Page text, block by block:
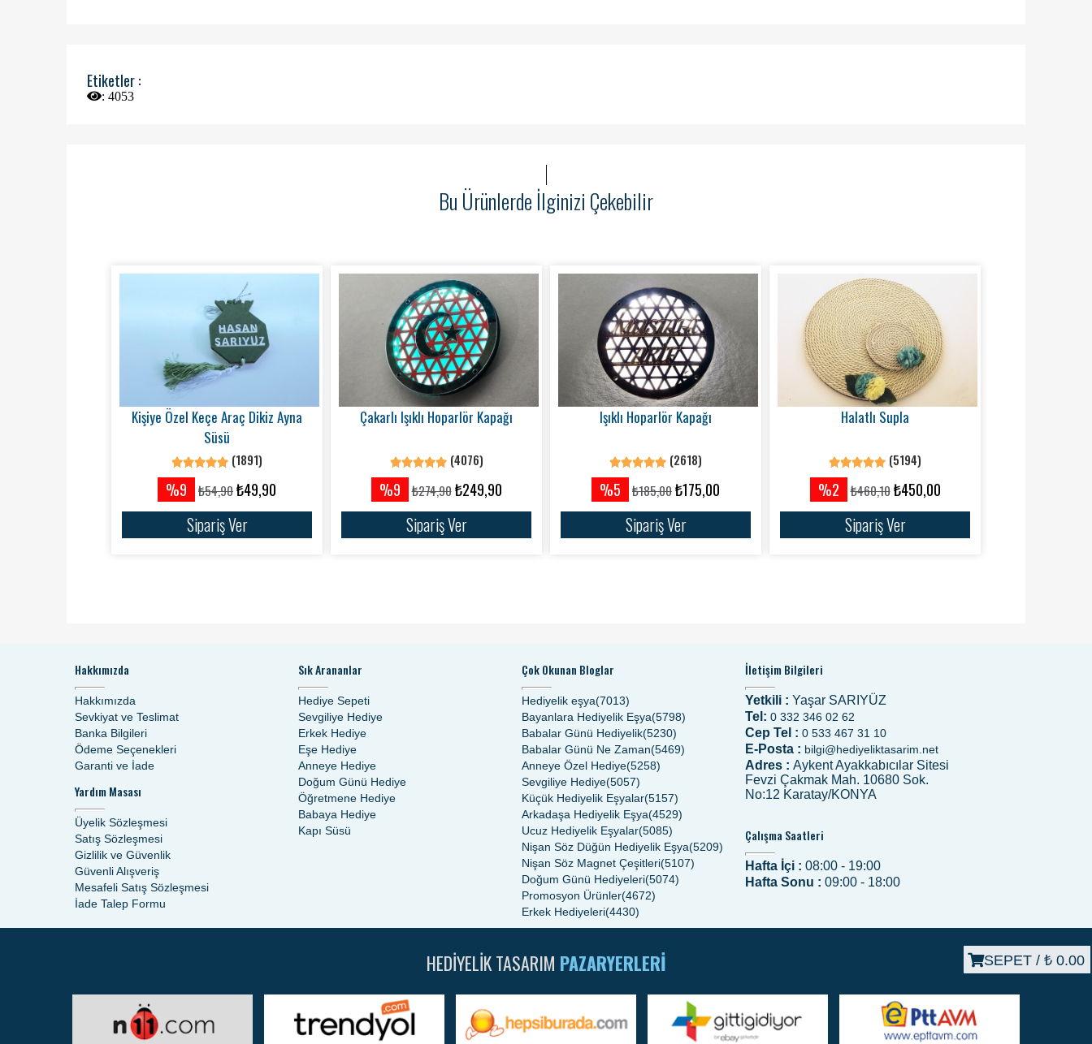
SEPET / ₺ 0.00
Etiketler :
: 4053
Bu Ürünlerde İlginizi Çekebilir
Kişiye Özel Keçe Araç Dikiz Ayna
Süsü
(1891)
%9 ₺54,90₺49,90
Sipariş Ver
Çakarlı Işıklı Hoparlör Kapağı
(4076)
%9 ₺274,90₺249,90
Sipariş Ver
Işıklı Hoparlör Kapağı
(2618)
%5 ₺185,00₺175,00
Sipariş Ver
Halatlı Supla
(5194)
%2 ₺460,10₺450,00
Sipariş Ver
Hakkımızda
Hakkımızda
Sevkiyat ve Teslimat
Banka Bilgileri
Ödeme Seçenekleri
Garanti ve İade
Yardım Masası
Üyelik Sözleşmesi
Satış Sözleşmesi
Gizlilik ve Güvenlik
Güvenli Alışveriş
Mesafeli Satış Sözleşmesi
İade Talep Formu
Sık Arananlar
Hediye Sepeti
Sevgiliye Hediye
Erkek Hediye
Eşe Hediye
Anneye Hediye
Doğum Günü Hediye
Öğretmene Hediye
Babaya Hediye
Kapı Süsü
Çok Okunan Bloglar
Hediyelik eşya(7013)
Bayanlara Hediyelik Eşya(5798)
Babalar Günü Hediyelik(5230)
Babalar Günü Ne Zaman(5469)
Anneye Özel Hediye(5258)
Sevgiliye Hediye(5057)
Küçük Hediyelik Eşyalar(5157)
Arkadaşa Hediyelik Eşya(4529)
Ucuz Hediyelik Eşyalar(5085)
Nişan Söz Düğün Hediyelik Eşya(5209)
Nişan Söz Magnet Çeşitleri(5107)
Doğum Günü Hediyeleri(5074)
Promosyon Ürünler(4672)
Erkek Hediyeleri(4430)
İletişim Bilgileri
Yetkili : Yaşar SARIYÜZ
Tel: 0 332 346 02 62
Cep Tel : 0 533 467 31 10
E-Posta : bilgi@hediyeliktasarim.net
Adres : Aykent Ayakkabıcılar Sitesi
Fevzi Çakmak Mah. 10680 Sok.
No:12 Karatay/KONYA
Çalışma Saatleri
Hafta İçi : 08:00 - 19:00
Hafta Sonu : 09:00 - 18:00
HEDIYELIK TASARIM PAZARYERLERI